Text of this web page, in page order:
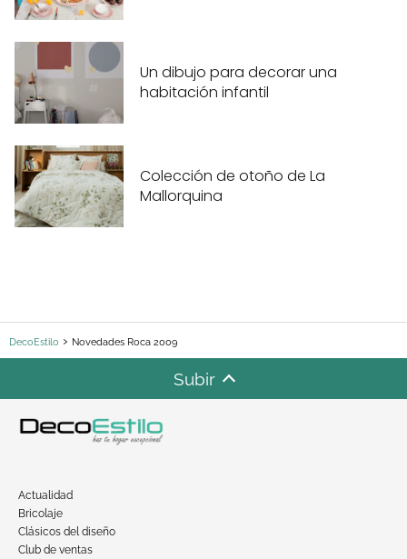
Un dibujo para decorar una
habitación infantil
Colección de otoño de La
Mallorquina
DecoEstilo Novedades Roca 2009
Subir
Actualidad
Bricolaje
Clásicos del diseño
Club de ventas